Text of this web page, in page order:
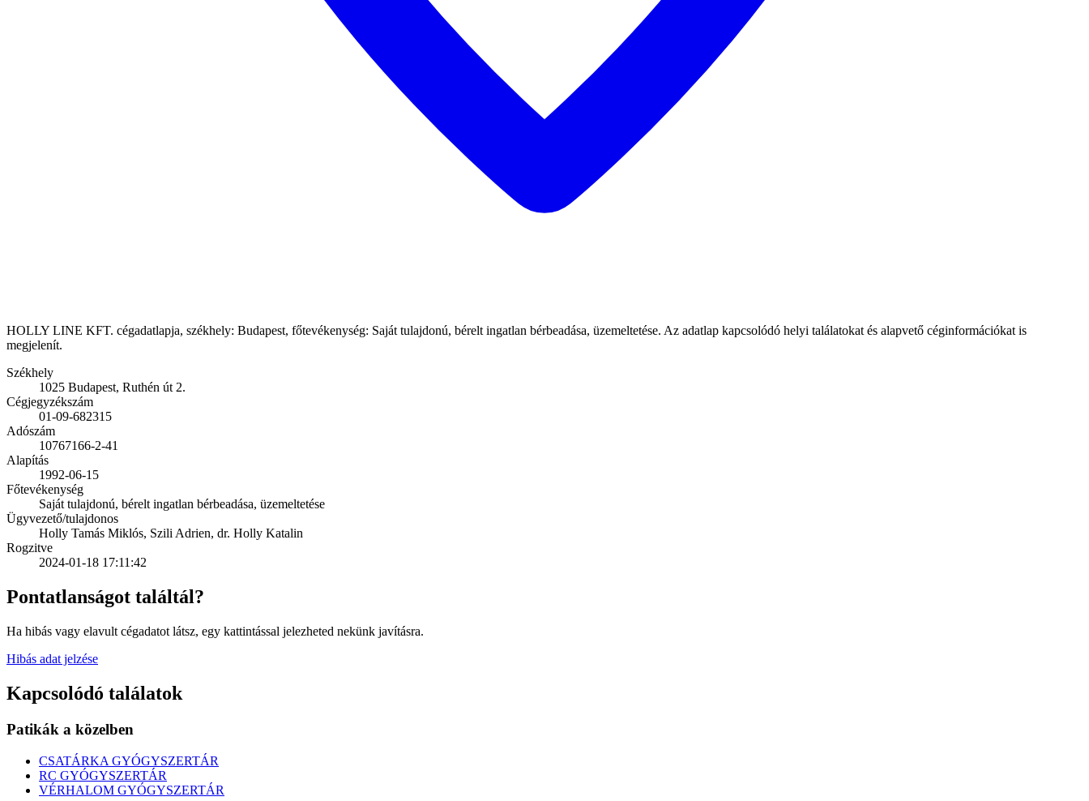
HOLLY LINE KFT. cégadatlapja, székhely: Budapest, főtevékenység: Saját tulajdonú, bérelt ingatlan bérbeadása, üzemeltetése. Az adatlap kapcsolódó helyi találatokat és alapvető céginformációkat is
megjelenít.
Székhely
1025 Budapest, Ruthén út 2.
Cégjegyzékszám
01-09-682315
Adószám
10767166-2-41
Alapítás
1992-06-15
Főtevékenység
Saját tulajdonú, bérelt ingatlan bérbeadása, üzemeltetése
Ügyvezető/tulajdonos
Holly Tamás Miklós, Szili Adrien, dr. Holly Katalin
Rogzitve
2024-01-18 17:11:42
Pontatlanságot találtál?
Ha hibás vagy elavult cégadatot látsz, egy kattintással jelezheted nekünk javításra.
Hibás adat jelzése
Kapcsolódó találatok
Patikák a közelben
CSATÁRKA GYÓGYSZERTÁR
RC GYÓGYSZERTÁR
VÉRHALOM GYÓGYSZERTÁR